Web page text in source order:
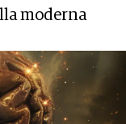
moderna